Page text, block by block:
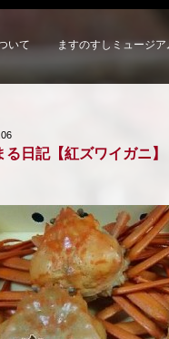
いて ますのすしミュージア
る日記【紅ズワイガニ】